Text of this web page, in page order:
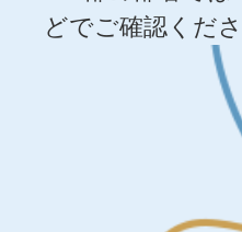
どでご確認くださ